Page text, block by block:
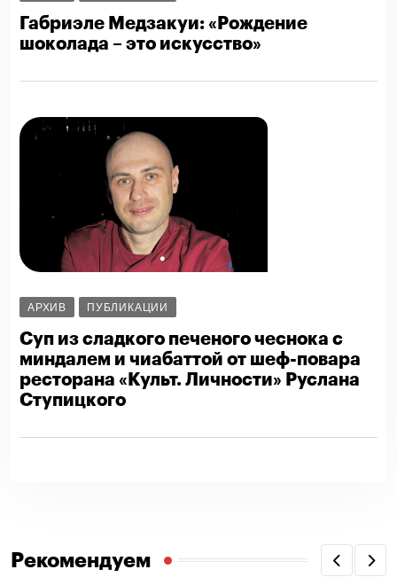
Габриэле Медзакуи: «Рождение
шоколада – это искусство»
АРХИВ ПУБЛИКАЦИИ
Суп из сладкого печеного чеснока с
миндалем и чиабаттой от шеф-повара
ресторана «Культ. Личности» Руслана
Ступицкого
Рекомендуем